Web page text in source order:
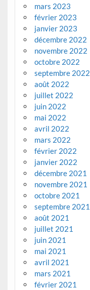
mars 2023
février 2023
janvier 2023
décembre 2022
novembre 2022
octobre 2022
septembre 2022
août 2022
juillet 2022
juin 2022
mai 2022
avril 2022
mars 2022
février 2022
janvier 2022
décembre 2021
novembre 2021
octobre 2021
septembre 2021
août 2021
juillet 2021
juin 2021
mai 2021
avril 2021
mars 2021
février 2021